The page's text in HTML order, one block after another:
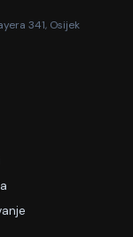
341, Osijek